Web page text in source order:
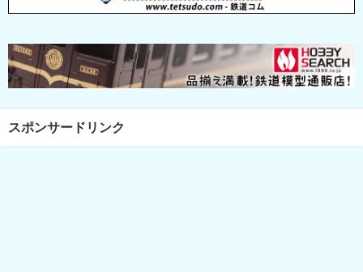
スポンサードリンク